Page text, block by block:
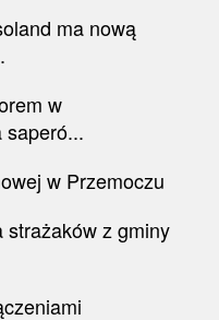
ma nową
w
saperó...
w Przemoczu
strażaków z gminy